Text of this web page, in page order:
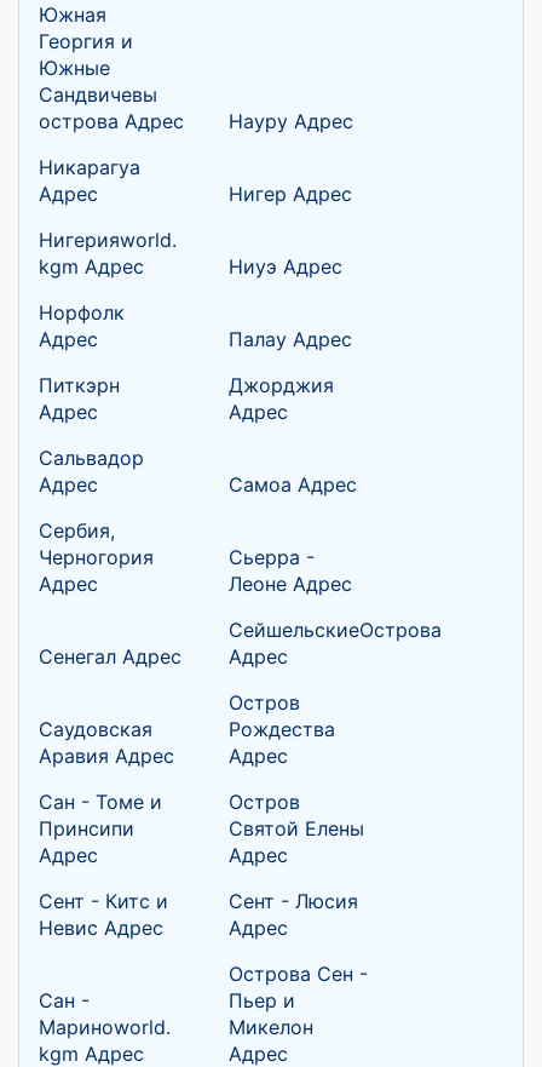
Южная
Георгия и
Южные
Сандвичевы
острова Адрес
Науру Адрес
Никарагуа
Адрес
Нигер Адрес
Нигерияworld.
kgm Адрес
Ниуэ Адрес
Норфолк
Адрес
Палау Адрес
Питкэрн
Адрес
Джорджия
Адрес
Сальвадор
Адрес
Самоа Адрес
Сербия,
Черногория
Адрес
Сьерра -
Леоне Адрес
Сенегал Адрес
СейшельскиеОстрова
Адрес
Саудовская
Аравия Адрес
Остров
Рождества
Адрес
Сан - Томе и
Принсипи
Адрес
Остров
Святой Елены
Адрес
Сент - Китс и
Невис Адрес
Сент - Люсия
Адрес
Сан -
Мариноworld.
kgm Адрес
Острова Сен -
Пьер и
Микелон
Адрес